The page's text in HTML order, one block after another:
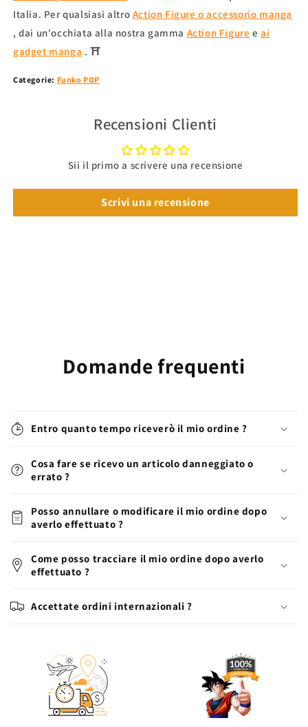
Italia. Per qualsiasi altro Action Figure o accessorio manga
, dai un'occhiata alla nostra gamma Action Figure e ai
gadget manga . ⛩
Categorie: Funko POP
Recensioni Clienti
Sii il primo a scrivere una recensione
Scrivi una recensione
Domande frequenti
Entro quanto tempo riceverò il mio ordine ?
Cosa fare se ricevo un articolo danneggiato o
errato ?
Posso annullare o modificare il mio ordine dopo
averlo effettuato ?
Come posso tracciare il mio ordine dopo averlo
effettuato ?
Accettate ordini internazionali ?